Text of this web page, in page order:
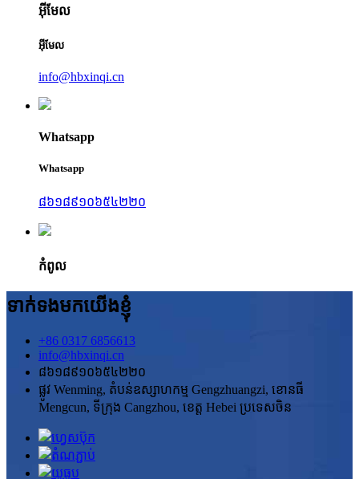
អ៊ីមែល
អ៊ីមែល
info@hbxinqi.cn
Whatsapp
Whatsapp
៨៦១៨៩១០៦៥៤២២០
កំពូល
ទាក់ទងមកយើងខ្ញុំ
+86 0317 6856613
info@hbxinqi.cn
៨៦១៨៩១០៦៥៤២២០
ផ្លូវ Wenming, តំបន់ឧស្សាហកម្ម Gengzhuangzi, ខោនធី
Mengcun, ទីក្រុង Cangzhou, ខេត្ត Hebei ប្រទេសចិន